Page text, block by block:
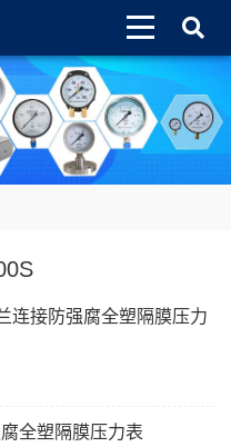
连接防强腐全塑隔膜压力
全塑隔膜压力表